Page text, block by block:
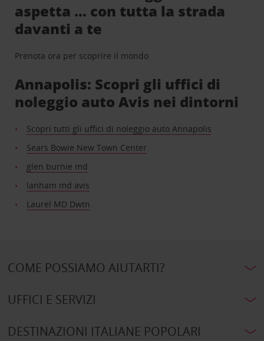
aspetta … con tutta la strada
davanti a te
Prenota ora per scoprire il mondo.
Annapolis: Scopri gli uffici di
noleggio auto Avis nei dintorni
Scopri tutti gli uffici di noleggio auto Annapolis
Sears Bowie New Town Center
glen burnie md
lanham md avis
Laurel MD Dwtn
COME POSSIAMO AIUTARTI?
UFFICI E SERVIZI
DESTINAZIONI ITALIANE POPOLARI